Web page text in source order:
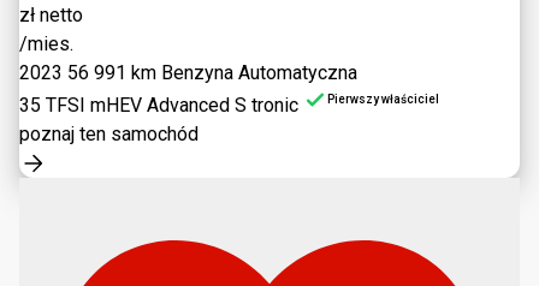
zł netto
/mies.
2023 56 991 km Benzyna Automatyczna
35 TFSI mHEV Advanced S tronic
Pierwszy właściciel
poznaj ten samochód